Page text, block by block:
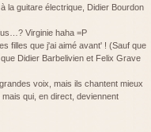
la guitare électrique, Didier Bourdon
Virginie haha =P
filles que j'ai aimé avant' ! (Sauf que
Didier Barbelivien et Felix Grave
voix, mais ils chantent mieux
qui, en direct, deviennent